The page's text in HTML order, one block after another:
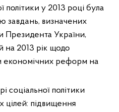
політики у 2013 році була
завдань, визначених
Президента України,
на 2013 рік щодо
економічних реформ на
соціальної політики
цілей: підвищення